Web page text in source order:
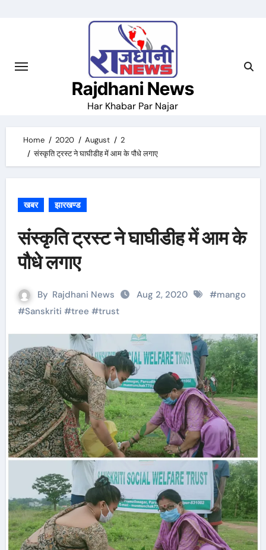
Rajdhani News
Har Khabar Par Najar
Home 2020 August
2
संस्कृति ट्रस्ट ने घाघीडीह में आम के पौधे लगाए
खबर झारखण्ड
संस्कृति ट्रस्ट ने घाघीडीह में आम के
पौधे लगाए
By Rajdhani News Aug 2, 2020 #mango
#Sanskriti #tree #trust